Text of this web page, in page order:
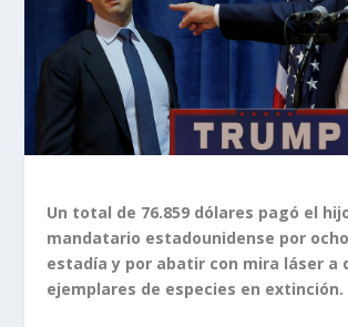
Un total de 76.859 dólares pagó el
mandatario estadounidense por
estadía y por abatir con mira láser a
ejemplares de especies en extinción.